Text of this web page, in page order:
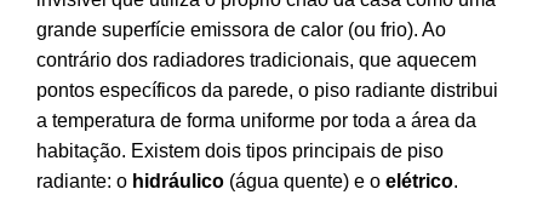
grande superfície emissora de calor (ou frio). Ao
contrário dos radiadores tradicionais, que aquecem
pontos específicos da parede, o piso radiante distribui
a temperatura de forma uniforme por toda a área da
habitação. Existem dois tipos principais de piso
radiante: o hidráulico (água quente) e o elétrico.